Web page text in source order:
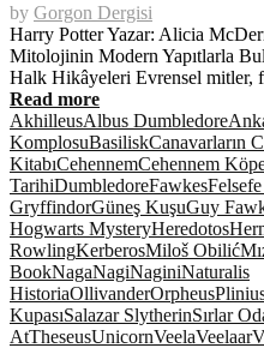
by Gorgon Dergisi
Harry Potter Yazar: Alicia
Mitolojinin Modern Yapıtlarla
Halk Hikâyeleri Evrensel mitler,
Read more
AkhilleusAlbus Dumbledore
KomplosuBasiliskCanavarların
KitabıCehennemCehennem
TarihiDumbledoreFawkesFelsefe
GryffindorGüneş KuşuGuy
Hogwarts MysteryHeredotos
RowlingKerberosMiloš Obilić
BookNagaNagiNaginiNaturalis
HistoriaOllivanderOrpheus
KupasıSalazar SlytherinSırlar
AtTheseusUnicornVeelaVeelaar